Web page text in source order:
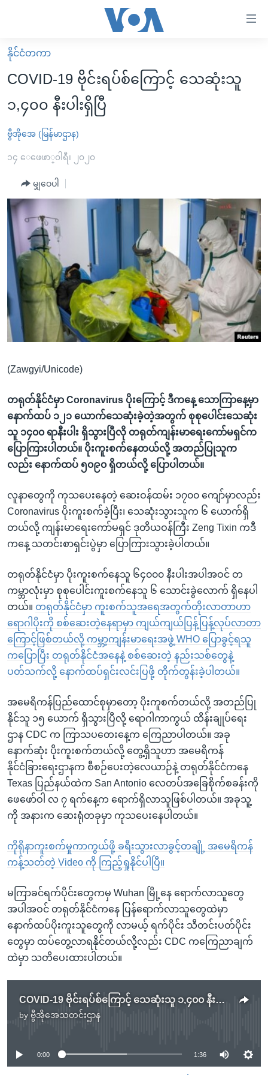
လွယ်ကူ
စေ
Link
များ
ပင်မ
ကျော်
ကြည့်
ရန်
ပင်မ
ညွန်း
စာမျက်နှာ
သို့
ကျော်
ရန်
ရန်
နေရာ
သို့
ကျော်
ရန်
မူလစာမျက်နှာ
မြန်မာ
ကမ္ဘာ့သတင်းများ
နိုင်ငံတကာ
အစ္စရေး-ပါလက်စတိုင်း
ဗွီဒီယို
သတင်းလွတ်လပ်ခွင့်
အင်္ဂလိပ်စာလေ့လာမယ်
အမေရိကန်သုံးအီဒီယံ
မကြေးမုံရဲ့ အင်္ဂလိပ်စာ
ရုပ်ရှင်ထဲက အင်္ဂလိပ်စာ
သုတပဒေသာ အင်္ဂလိပ်စာ
အပတ်စဉ်ကဏ္ဍများ
ရေဒီယို
တီဗွီ
ရေဒီယိုနှင့်ရုပ်သံ အချက်အလက်များ
ရေဒီယို/တီဗွီအစီအစဉ်
Learning English
ဗွီအိုအေ လူမှုကွန်ယက်များ
နိုင်ငံတကာ
COVID-19 ဗိုင်းရပ်စ်ကြောင့် သေဆုံးသူ
၁,၄၀၀ နီးပါးရှိပြီ
ဗွီအိုအေ (မြန်မာဌာန)
၁၄ ေဖေဖာ္၀ါရီ၊ ၂၀၂၀
မျှဝေပါ
(Zawgyi/Unicode)
တရုတ်နိုင်ငံမှာ Coronavirus ပိုးကြောင့် ဒီကနေ့ သောကြာနေ့မှာ
နောက်ထပ် ၁၂၁ ယောက်သေဆုံးခဲ့တဲ့အတွက် စုစုပေါင်းသေဆုံး
သူ ၁၄၀၀ ရာနီးပါး ရှိသွားပြီလို တရုတ်ကျန်းမာရေးကော်မရှင်က
ပြောကြားပါတယ်။ ပိုးကူးစက်နေတယ်လို့ အတည်ပြုသူက
လည်း နောက်ထပ် ၅၀၉၀ ရှိတယ်လို့ ပြောပါတယ်။
လူနာတွေကို ကုသပေးနေတဲ့ ဆေးဝန်ထမ်း ၁၇၀၀ ကျော်မှာလည်း
Coronavirus ပိုးကူးစက်ခဲ့ပြီး၊ သေဆုံးသွားသူက ၆ ယောက်ရှိ
တယ်လို့ ကျန်းမာရေးကော်မရှင် ဒုတိယဝန်ကြီး Zeng Tixin ကဒီ
ကနေ့ သတင်းစာရှင်းပွဲမှာ ပြောကြားသွားခဲ့ပါတယ်။
တရုတ်နိုင်ငံမှာ ပိုးကူးစက်နေသူ ၆၄၀၀၀ နီးပါးအပါအဝင် တ
ကမ္ဘာလုံးမှာ စုစုပေါင်းကူးစက်နေသူ ၆ သောင်းခွဲလောက် ရှိနေပါ
တယ်။ တရုတ်နိုင်ငံမှာ ကူးစက်သူအရေအတွက်တိုးလာတာဟာ
ရောဂါပိုးကို စစ်ဆေးတဲ့နေရာမှာ ကျယ်ကျယ်ပြန့်ပြန့်လုပ်လာတာ
ကြောင့်ဖြစ်တယ်လို့ ကမ္ဘာ့ကျန်းမာရေးအဖွဲ့ WHO ပြောခွင့်ရသူ
ကပြောပြီး တရုတ်နိုင်ငံအနေနဲ့ စစ်ဆေးတဲ့ နည်းသစ်တွေနဲ့
ပတ်သက်လို့ နောက်ထပ်ရှင်းလင်းပြဖို့ တိုက်တွန်းခဲ့ပါတယ်။
အမေရိကန်ပြည်ထောင်စုမှာတော့ ပိုးကူစက်တယ်လို့ အတည်ပြု
နိုင်သူ ၁၅ ယောက် ရှိသွားပြီလို့ ရောဂါကာကွယ် ထိန်းချုပ်ရေး
ဌာန CDC က ကြာသပတေးနေ့က ကြေညာပါတယ်။ အခု
နောက်ဆုံး ပိုးကူးစက်တယ်လို့ တွေ့ရှိသူဟာ အမေရိကန်
နိုင်ငံခြားရေးဌာနက စီစဉ်ပေးတဲ့လေယာဉ်နဲ့ တရုတ်နိုင်ငံကနေ
Texas ပြည်နယ်ထဲက San Antonio လေတပ်အခြေစိုက်စခန်းကို
ဖေဖော်ဝါ လ ၇ ရက်နေ့က ရောက်ရှိလာသူဖြစ်ပါတယ်။ အခုသူ့
ကို အနားက ဆေးရုံတခုမှာ ကုသပေးနေပါတယ်။
ကိုရိုနာကူးစက်မှုကာကွယ်ဖို့ ခရီးသွားလာခွင့်တချို့ အမေရိကန်
ကန့်သတ်တဲ့ Video ကို ကြည့်ရှုနိုင်ပါပြီ။
မကြာခင်ရက်ပိုင်းတွေကမှ Wuhan မြို့နေ ရောက်လာသူတွေ
အပါအဝင် တရုတ်နိုင်ငံကနေ ပြန်ရောက်လာသူတွေထဲမှာ
နောက်ထပ်ပိုးကူးသူတွေကို လာမယ့် ရက်ပိုင်း သီတင်းပတ်ပိုင်း
တွေမှာ ထပ်တွေ့လာရနိုင်တယ်လို့လည်း CDC ကကြေညာချက်
ထဲမှာ သတိပေးထားပါတယ်။
COVID-19 ဗိုင်းရပ်စ်ကြောင့် သေဆုံးသူ ၁,၄၀၀ နီးပါးရှိပြီ
by ဗွီအိုအေသတင်းဌာန
No media source currently available
0:00 1:36